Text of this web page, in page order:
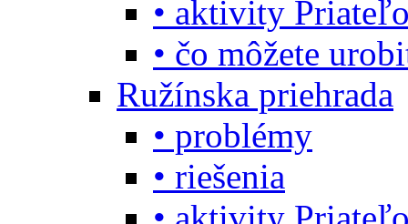
• aktivity
• čo môžete
Ružínska priehrada
• problémy
• riešenia